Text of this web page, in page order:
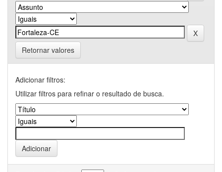
Retornar valores
Adicionar filtros:
Utilizar filtros para refinar o resultado de busca.